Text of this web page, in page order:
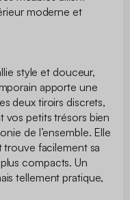
moderne et
style et douceur,
apporte une
deux tiroirs discrets,
vos petits trésors bien
de l’ensemble. Elle
trouve facilement sa
compacts. Un
tellement pratique,